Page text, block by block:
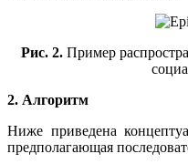
Рис. 2. Пример
2. Алгоритм
Ниже приведена
предполагающая